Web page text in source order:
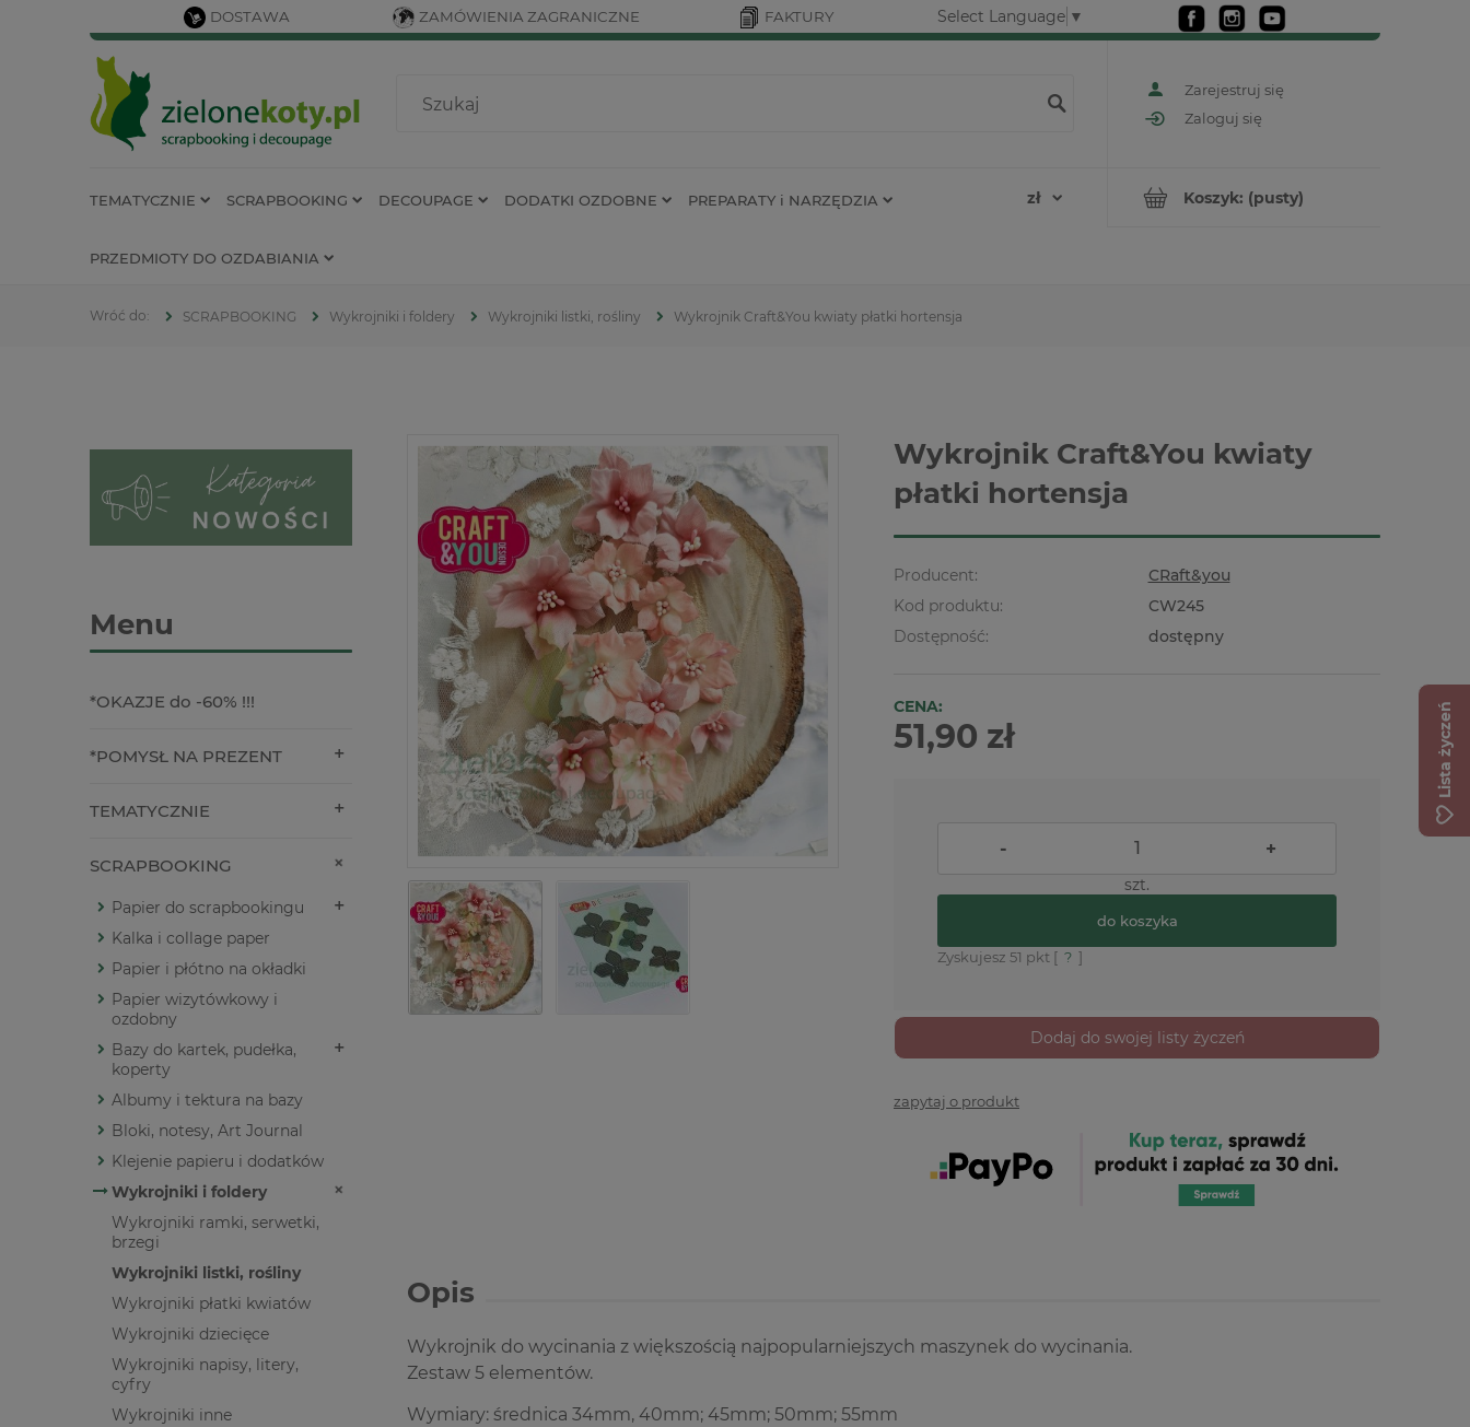
DOSTAWA ZAMÓWIENIA ZAGRANICZNE FAKTURY Select Language ▼
Zarejestruj się
Zaloguj się
Koszyk: (pusty)
TEMATYCZNIE SCRAPBOOKING DECOUPAGE DODATKI OZDOBNE PREPARATY i NARZĘDZIA
PRZEDMIOTY DO OZDABIANIA
SCRAPBOOKING Wykrojniki i foldery Wykrojniki listki, rośliny Wykrojnik Craft&You kwiaty płatki hortensja
Menu
*OKAZJE do -60% !!!
*POMYSŁ NA PREZENT
TEMATYCZNIE
SCRAPBOOKING
Papier do scrapbookingu
Kalka i collage paper
Papier i płótno na okładki
Papier wizytówkowy i
ozdobny
Bazy do kartek, pudełka,
koperty
Albumy i tektura na bazy
Bloki, notesy, Art Journal
Klejenie papieru i dodatków
Wykrojniki i foldery
Wykrojniki ramki, serwetki,
brzegi
Wykrojniki listki, rośliny
Wykrojniki płatki kwiatów
Wykrojniki dziecięce
Wykrojniki napisy, litery,
cyfry
Wykrojniki inne
Wykrojnik Craft&You kwiaty
płatki hortensja
Producent:
CRaft&you
Kod produktu:
CW245
Dostępność:
dostępny
CENA:
51,90 zł
- +
szt.
do koszyka
Zyskujesz 51 pkt [ ? ]
Dodaj do swojej listy życzeń
zapytaj o produkt
Opis
Wykrojnik do wycinania z większością najpopularniejszych maszynek do wycinania.
Zestaw 5 elementów.
Wymiary: średnica 34mm, 40mm; 45mm; 50mm; 55mm
Lista życzeń